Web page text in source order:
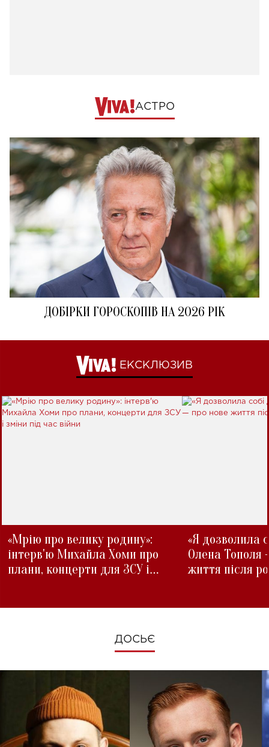
АСТРО
ДОБІРКИ ГОРОСКОПІВ НА 2026 РІК
ЕКСКЛЮЗИВ
«Мрію про велику родину»:
інтерв'ю Михайла Хоми про
плани, концерти для ЗСУ і
«Я дозволила
Олена Тополя
життя після
ДОСЬЄ